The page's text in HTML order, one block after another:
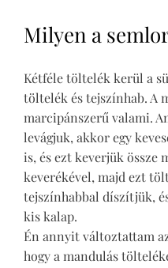
Milyen a
Kétféle töltelék kerül a
töltelék és tejszínhab. A
marcipánszerű valami.
levágjuk, akkor egy
is, és ezt keverjük
keverékével, majd ezt
tejszínhabbal díszítjük,
kis kalap.
Én annyit változtattam
hogy a mandulás